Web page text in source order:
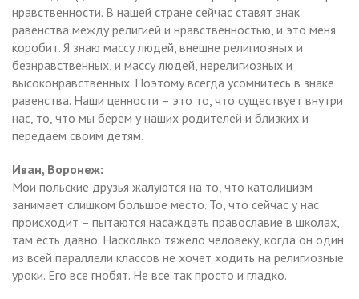
нравственности. В нашей стране сейчас ставят знак
равенства между религией и нравственностью, и это меня
коробит. Я знаю массу людей, внешне религиозных и
безнравственных, и массу людей, нерелигиозных и
высоконравственных. Поэтому всегда усомнитесь в знаке
равенства. Наши ценности – это то, что существует внутри
нас, то, что мы берем у наших родителей и близких и
передаем своим детям.
Иван, Воронеж:
Мои польские друзья жалуются на то, что католицизм
занимает слишком большое место. То, что сейчас у нас
происходит – пытаются насаждать православие в школах,
там есть давно. Насколько тяжело человеку, когда он один
из всей параллели классов не хочет ходить на религиозные
уроки. Его все гнобят. Не все так просто и гладко.